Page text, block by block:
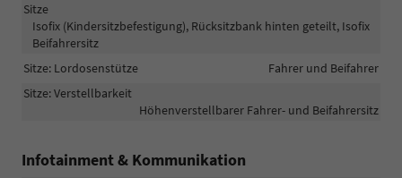
Sitze
Isofix (Kindersitzbefestigung), Rücksitzbank hinten geteilt, Isofix
Beifahrersitz
Sitze: Lordosenstütze
Fahrer und Beifahrer
Sitze: Verstellbarkeit
Höhenverstellbarer Fahrer- und Beifahrersitz
Infotainment & Kommunikation